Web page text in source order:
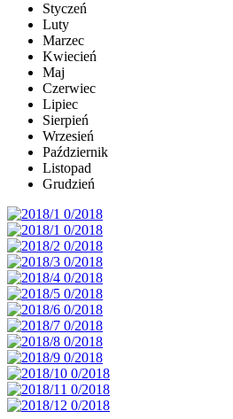
Styczeń
Luty
Marzec
Kwiecień
Maj
Czerwiec
Lipiec
Sierpień
Wrzesień
Październik
Listopad
Grudzień